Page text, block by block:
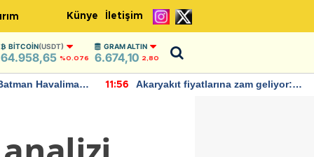
Künye İletişim
BITCOIN(USDT)
64.958,65 %0.076
GRAM ALTIN
6.674,10 2,80
Havalimanı
11:56
Akaryakıt fiyatlarına zam geliyor: